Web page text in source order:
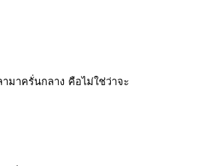
มาครั่นกลาง คือไม่ใช่ว่าจะ